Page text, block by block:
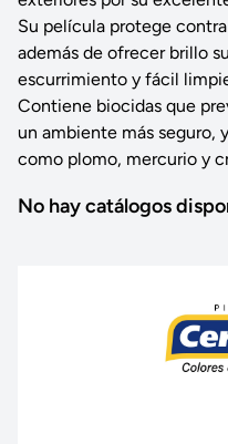
Su película protege
además de ofrecer brillo
escurrimiento y fácil
Contiene biocidas que
un ambiente más seguro,
como plomo, mercurio y
No hay catálogos